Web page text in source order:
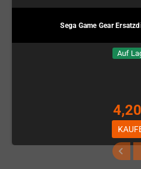
Sega Game Gear
Auf